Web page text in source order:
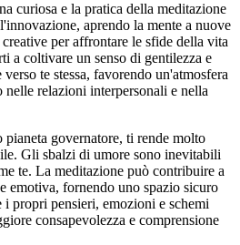
curiosa e la pratica della meditazione
aprendo la mente a nuove
per affrontare le sfide della vita
a coltivare un senso di gentilezza e
te stessa, favorendo un'atmosfera
nelle relazioni interpersonali e nella
governatore, ti rende molto
Gli sbalzi di umore sono inevitabili
te. La meditazione può contribuire a
emotiva, fornendo uno spazio sicuro
i propri pensieri, emozioni e schemi
consapevolezza e comprensione